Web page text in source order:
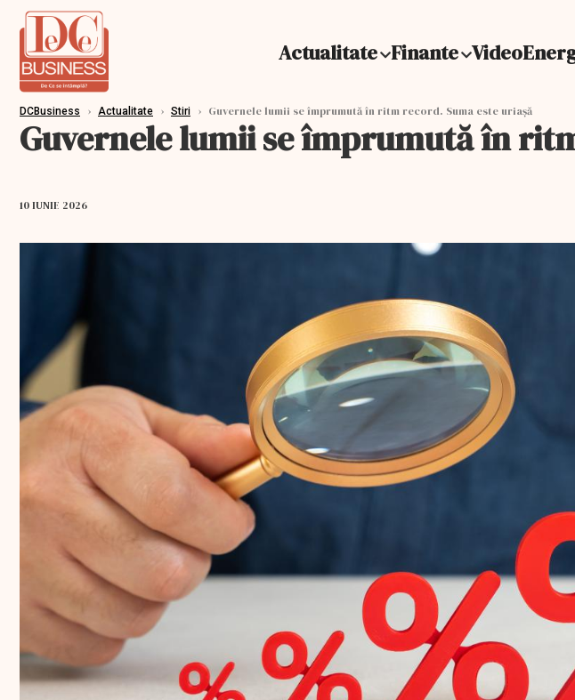
Actualitate Finante Video
DCBusiness › Actualitate › Stiri › Guvernele lumii se împrumută în ritm record. Suma este uriașă
Guvernele lumii se împrumută în
10 IUNIE 2026